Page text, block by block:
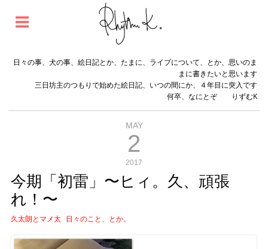
日々の事、犬の事、絵日記とか、たまに、ライブについて、とか、思いのま
まに書きたいと思います
三日坊主のつもりで始めた絵日記、いつの間にか、４年目に突入です
何卒、なにとぞ りずむK
MAY
2
2017
今期「初雷」〜ヒィ。久、頑張
れ！〜
久太朗とマメ太 日々のこと、とか。